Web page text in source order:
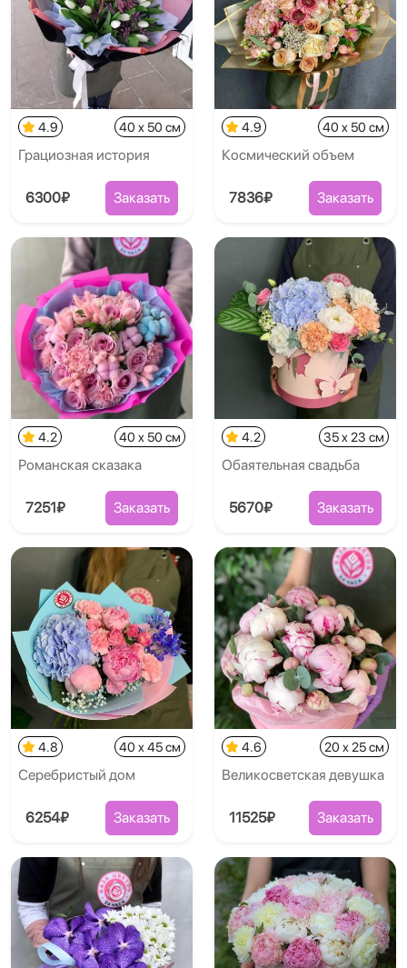
4.9 40 x 50 см
Грациозная история
6300₽ Заказать
4.9 40 x 50 см
Космический объем
7836₽ Заказать
4.2 40 x 50 см
Романская сказака
7251₽ Заказать
4.2 35 x 23 см
Обаятельная свадьба
5670₽ Заказать
4.8 40 x 45 см
Серебристый дом
6254₽ Заказать
4.6 20 x 25 см
Великосветская девушка
11525₽ Заказать